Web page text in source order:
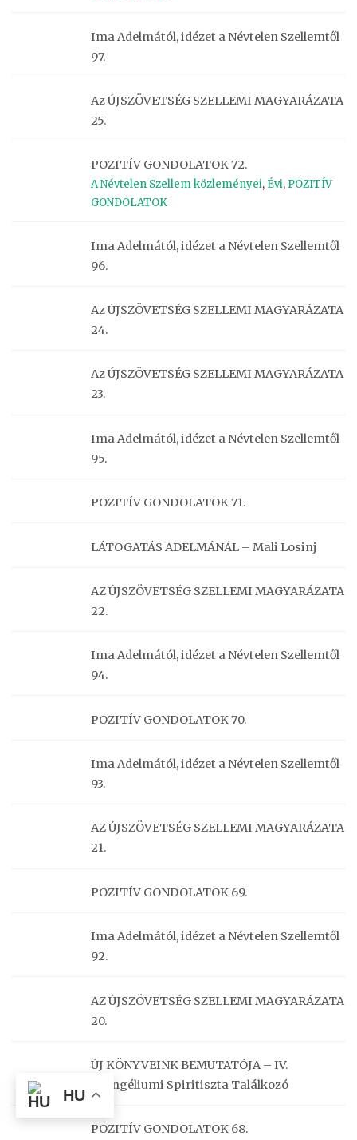
Ima Adelmától, idézet a Névtelen Szellemtől
97.
Az ÚJSZÖVETSÉG SZELLEMI MAGYARÁZATA
25.
POZITÍV GONDOLATOK 72.
A Névtelen Szellem közleményei, Évi, POZITÍV
GONDOLATOK
Ima Adelmától, idézet a Névtelen Szellemtől
96.
Az ÚJSZÖVETSÉG SZELLEMI MAGYARÁZATA
24.
Az ÚJSZÖVETSÉG SZELLEMI MAGYARÁZATA
23.
Ima Adelmától, idézet a Névtelen Szellemtől
95.
POZITÍV GONDOLATOK 71.
LÁTOGATÁS ADELMÁNÁL – Mali Losinj
AZ ÚJSZÖVETSÉG SZELLEMI MAGYARÁZATA
22.
Ima Adelmától, idézet a Névtelen Szellemtől
94.
POZITÍV GONDOLATOK 70.
Ima Adelmától, idézet a Névtelen Szellemtől
93.
AZ ÚJSZÖVETSÉG SZELLEMI MAGYARÁZATA
21.
POZITÍV GONDOLATOK 69.
Ima Adelmától, idézet a Névtelen Szellemtől
92.
AZ ÚJSZÖVETSÉG SZELLEMI MAGYARÁZATA
20.
ÚJ KÖNYVEINK BEMUTATÓJA – IV.
Evangéliumi Spiritiszta Találkozó
POZITÍV GONDOLATOK 68.
HU